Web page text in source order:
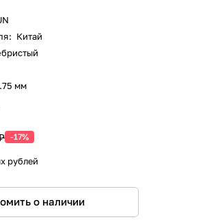
: Китай
мм
-17%
рублей
о наличии